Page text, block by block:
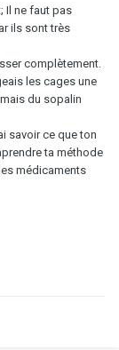
Il ne faut pas
ils sont très
complètement.
les cages une
du sopalin
savoir ce que ton
ta méthode
médicaments